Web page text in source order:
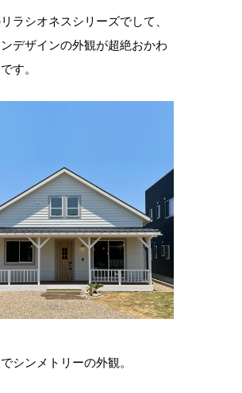
ラシオネスシリーズでして、
デザインの外観が超絶おかわ
す。
シンメトリーの外観。